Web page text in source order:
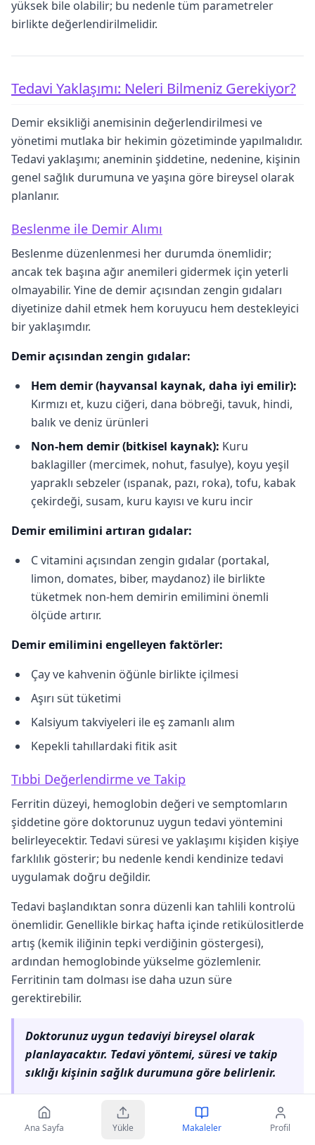
yüksek bile olabilir; bu nedenle tüm parametreler
birlikte değerlendirilmelidir.
Tedavi Yaklaşımı: Neleri Bilmeniz Gerekiyor?
Demir eksikliği anemisinin değerlendirilmesi ve
yönetimi mutlaka bir hekimin gözetiminde yapılmalıdır.
Tedavi yaklaşımı; aneminin şiddetine, nedenine, kişinin
genel sağlık durumuna ve yaşına göre bireysel olarak
planlanır.
Beslenme ile Demir Alımı
Beslenme düzenlenmesi her durumda önemlidir;
ancak tek başına ağır anemileri gidermek için yeterli
olmayabilir. Yine de demir açısından zengin gıdaları
diyetinize dahil etmek hem koruyucu hem destekleyici
bir yaklaşımdır.
Demir açısından zengin gıdalar:
Hem demir (hayvansal kaynak, daha iyi emilir):
Kırmızı et, kuzu ciğeri, dana böbreği, tavuk, hindi,
balık ve deniz ürünleri
Non-hem demir (bitkisel kaynak): Kuru
baklagiller (mercimek, nohut, fasulye), koyu yeşil
yapraklı sebzeler (ıspanak, pazı, roka), tofu, kabak
çekirdeği, susam, kuru kayısı ve kuru incir
Demir emilimini artıran gıdalar:
C vitamini açısından zengin gıdalar (portakal,
limon, domates, biber, maydanoz) ile birlikte
tüketmek non-hem demirin emilimini önemli
ölçüde artırır.
Demir emilimini engelleyen faktörler:
Çay ve kahvenin öğünle birlikte içilmesi
Aşırı süt tüketimi
Kalsiyum takviyeleri ile eş zamanlı alım
Kepekli tahıllardaki fitik asit
Tıbbi Değerlendirme ve Takip
Ferritin düzeyi, hemoglobin değeri ve semptomların
şiddetine göre doktorunuz uygun tedavi yöntemini
belirleyecektir. Tedavi süresi ve yaklaşımı kişiden kişiye
farklılık gösterir; bu nedenle kendi kendinize tedavi
uygulamak doğru değildir.
Tedavi başlandıktan sonra düzenli kan tahlili kontrolü
önemlidir. Genellikle birkaç hafta içinde retikülositlerde
artış (kemik iliğinin tepki verdiğinin göstergesi),
ardından hemoglobinde yükselme gözlemlenir.
Ferritinin tam dolması ise daha uzun süre
gerektirebilir.
Doktorunuz uygun tedaviyi bireysel olarak
planlayacaktır. Tedavi yöntemi, süresi ve takip
sıklığı kişinin sağlık durumuna göre belirlenir.
Ana Sayfa Yükle Makaleler Profil